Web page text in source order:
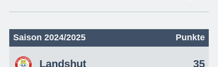
Saison 2024/2025 Punkte
Landshut 35